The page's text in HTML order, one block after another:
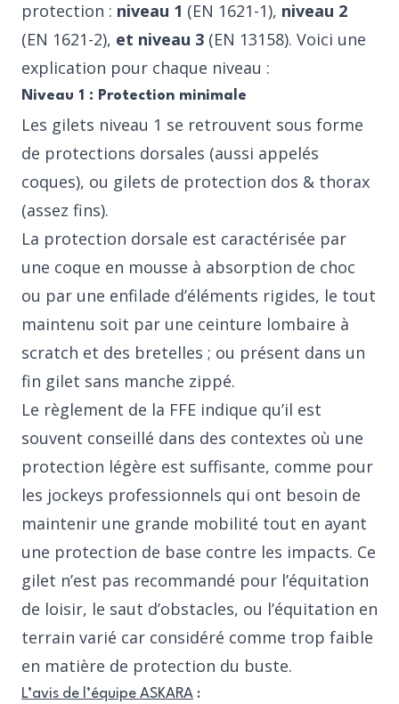
protection : niveau 1 (EN 1621-1), niveau 2
(EN 1621-2), et niveau 3 (EN 13158). Voici une
explication pour chaque niveau :
Niveau 1 : Protection minimale
Les gilets niveau 1 se retrouvent sous forme
de protections dorsales (aussi appelés
coques), ou gilets de protection dos & thorax
(assez fins).
La protection dorsale est caractérisée par
une coque en mousse à absorption de choc
ou par une enfilade d’éléments rigides, le tout
maintenu soit par une ceinture lombaire à
scratch et des bretelles ; ou présent dans un
fin gilet sans manche zippé.
Le règlement de la FFE indique qu’il est
souvent conseillé dans des contextes où une
protection légère est suffisante, comme pour
les jockeys professionnels qui ont besoin de
maintenir une grande mobilité tout en ayant
une protection de base contre les impacts. Ce
gilet n’est pas recommandé pour l’équitation
de loisir, le saut d’obstacles, ou l’équitation en
terrain varié car considéré comme trop faible
en matière de protection du buste.
L’avis de l’équipe ASKARA :